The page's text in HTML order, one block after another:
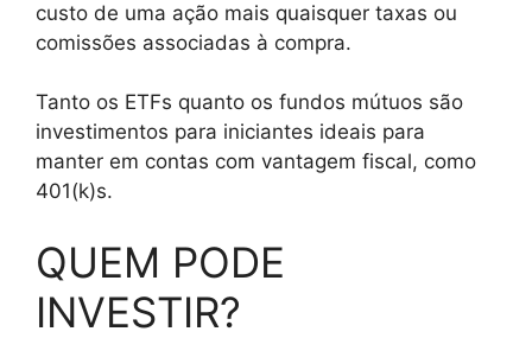
custo de uma ação mais quaisquer taxas ou
comissões associadas à compra.
Tanto os ETFs quanto os fundos mútuos são
investimentos para iniciantes ideais para
manter em contas com vantagem fiscal, como
401(k)s.
QUEM PODE
INVESTIR?